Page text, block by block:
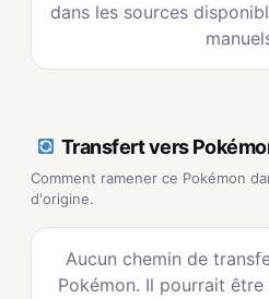
dans les sources
Transfert vers
Comment ramener ce Pokémon
d'origine.
Aucun chemin de
Pokémon. Il pourrait